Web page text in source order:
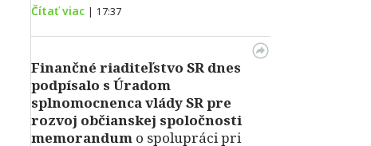
Čítať viac | 17:37
Finančné riaditeľstvo SR dnes
podpísalo s Úradom
splnomocnenca vlády SR pre
rozvoj občianskej spoločnosti
memorandum o spolupráci pri